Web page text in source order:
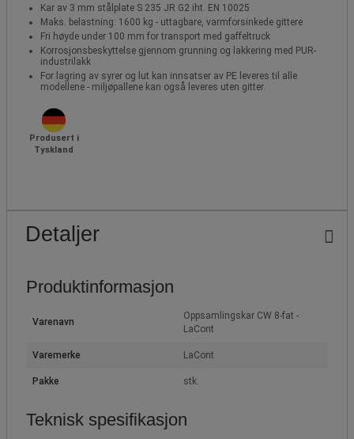
Kar av 3 mm stålplate S 235 JR G2 iht. EN 10025
Maks. belastning: 1600 kg - uttagbare, varmforsinkede gittere
Fri høyde under 100 mm for transport med gaffeltruck
Korrosjonsbeskyttelse gjennom grunning og lakkering med PUR-
industrilakk
For lagring av syrer og lut kan innsatser av PE leveres til alle
modellene - miljøpallene kan også leveres uten gitter.
Produsert i
Tyskland
Detaljer
Produktinformasjon
Varenavn
Oppsamlingskar CW 8-fat -
LaCont
Varemerke LaCont
Pakke stk.
Teknisk spesifikasjon